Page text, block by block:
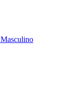
Masculino